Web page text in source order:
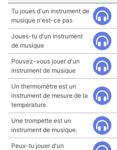
Tu joues d'un instrument de
musique n'est-ce pas
Joues-tu d'un instrument
de musique
Pouvez-vous jouer d'un
instrument de musique
Un thermomètre est un
instrument de mesure de la
température.
Une trompette est un
instrument de musique.
Peux-tu jouer d'un